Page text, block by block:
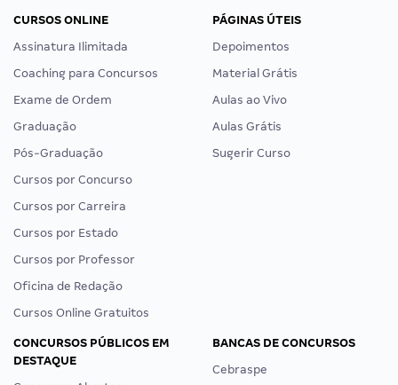
CURSOS ONLINE
Assinatura Ilimitada
Coaching para Concursos
Exame de Ordem
Graduação
Pós-Graduação
Cursos por Concurso
Cursos por Carreira
Cursos por Estado
Cursos por Professor
Oficina de Redação
Cursos Online Gratuitos
PÁGINAS ÚTEIS
Depoimentos
Material Grátis
Aulas ao Vivo
Aulas Grátis
Sugerir Curso
CONCURSOS PÚBLICOS EM
DESTAQUE
BANCAS DE CONCURSOS
Cebraspe